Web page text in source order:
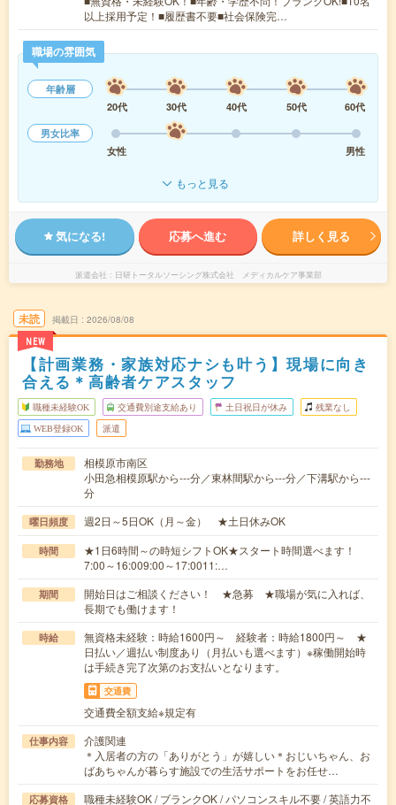
以上採用予定！■履歴書不要■社会保険完…
職場の雰囲気
年齢層
20代
30代 40代 50代
60代
男女比率
女性
男性
もっと見る
気になる! 応募へ進む 詳しく見る
派遣会社 日研トータルソーシング株式会社 メディカルケア事業部
未読
NEW
掲載日 2026/08/08
【計画業務・家族対応ナシも叶う】現場に向き
合える＊高齢者ケアスタッフ
職種未経験OK 交通費別途支給あり 土日祝日が休み 残業なし
WEB登録OK 派遣
勤務地
相模原市南区
小田急相模原駅から---分／東林間駅から---分／下溝駅から---
分
曜日頻度 週2日～5日OK（月～金） ★土日休みOK
時間
★1日6時間～の時短シフトOK★スタート時間選べます！
7:00～16:009:00～17:0011:…
期間
開始日はご相談ください！ ★急募 ★職場が気に入れば、
長期でも働けます！
時給
無資格未経験：時給1600円～ 経験者：時給1800円～ ★
日払い／週払い制度あり（月払いも選べます）※稼働開始時
は手続き完了次第のお支払いとなります。
交通費
交通費全額支給※規定有
仕事内容
介護関連
＊入居者の方の「ありがとう」が嬉しい＊おじいちゃん、お
ばあちゃんが暮らす施設での生活サポートをお任せ…
応募資格
職種未経験OK / ブランクOK / パソコンスキル不要 / 英語力不